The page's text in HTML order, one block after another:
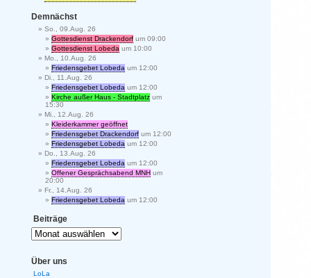
Demnächst
So., 09.Aug. 26
Gottesdienst Drackendorf um 09:00
Gottesdienst Lobeda um 10:00
Mo., 10.Aug. 26
Friedensgebet Lobeda um 12:00
Di., 11.Aug. 26
Friedensgebet Lobeda um 12:00
Kirche außer Haus - Stadtplatz um
15:30
Mi., 12.Aug. 26
Kleiderkammer geöffnet
Friedensgebet Drackendorf um 12:00
Friedensgebet Lobeda um 12:00
Do., 13.Aug. 26
Friedensgebet Lobeda um 12:00
Offener Gesprächsabend MNH um
20:00
Fr., 14.Aug. 26
Friedensgebet Lobeda um 12:00
Beiträge
Über uns
LoLa